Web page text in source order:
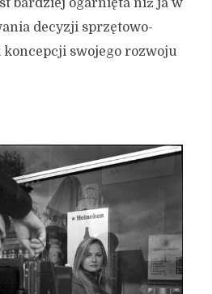
bardziej ogarnięta niż ja w
decyzji sprzętowo-
swojego rozwoju